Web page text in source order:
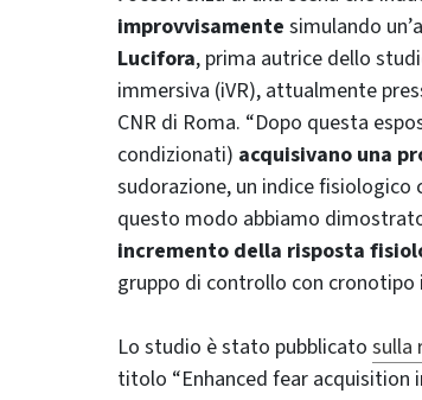
improvvisamente simulando
Lucifora, prima autrice dello
immersiva (iVR), attualmente
CNR di Roma. “Dopo questa
condizionati) acquisivano una
sudorazione, un indice fisiologico
questo modo abbiamo
incremento della risposta
gruppo di controllo con cronotipo
Lo studio è stato pubblicato sulla
titolo “Enhanced fear acquisition